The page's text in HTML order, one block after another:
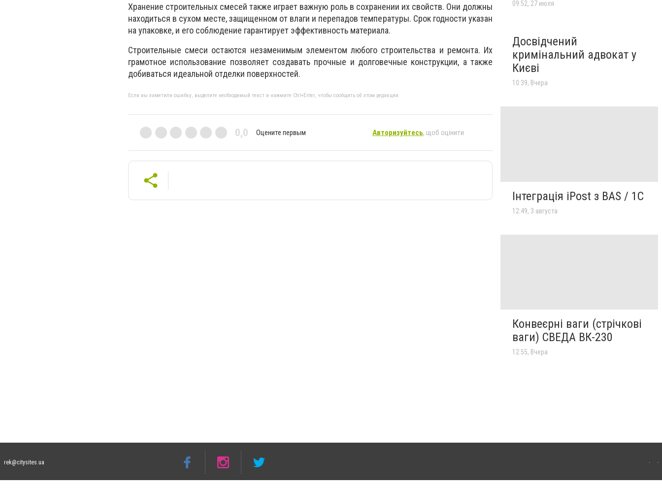
Хранение строительных смесей также играет важную роль в сохранении их свойств. Они должны
находиться в сухом месте, защищенном от влаги и перепадов температуры. Срок годности указан
на упаковке, и его соблюдение гарантирует эффективность материала.
Строительные смеси остаются незаменимым элементом любого строительства и ремонта. Их
грамотное использование позволяет создавать прочные и долговечные конструкции, а также
добиваться идеальной отделки поверхностей.
Если вы заметили ошибку, выделите необходимый текст и нажмите Ctrl+Enter, чтобы сообщить об этом редакции
0,0 Оцените первым Авторизуйтесь, щоб оцінити
09:52, 27 июля
Досвідчений
кримінальний адвокат у
Києві
10:39, Вчера
Інтеграція iPost з BAS / 1С
12:49, 3 августа
Конвеєрні ваги (стрічкові
ваги) СВЕДА ВК-230
12:55, Вчера
rek@citysites.ua